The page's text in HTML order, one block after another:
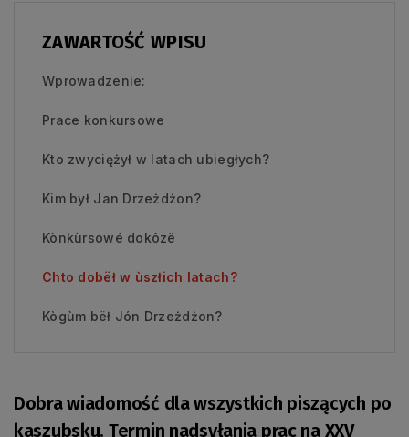
ZAWARTOŚĆ WPISU
Wprowadzenie:
Prace konkursowe
Kto zwyciężył w latach ubiegłych?
Kim był Jan Drzeżdżon?
Kònkùrsowé dokôzë
Chto dobëł w ùszłich latach?
Kògùm bëł Jón Drzeżdżon?
Dobra wiadomość dla wszystkich piszących po
kaszubsku. Termin nadsyłania prac na XXV